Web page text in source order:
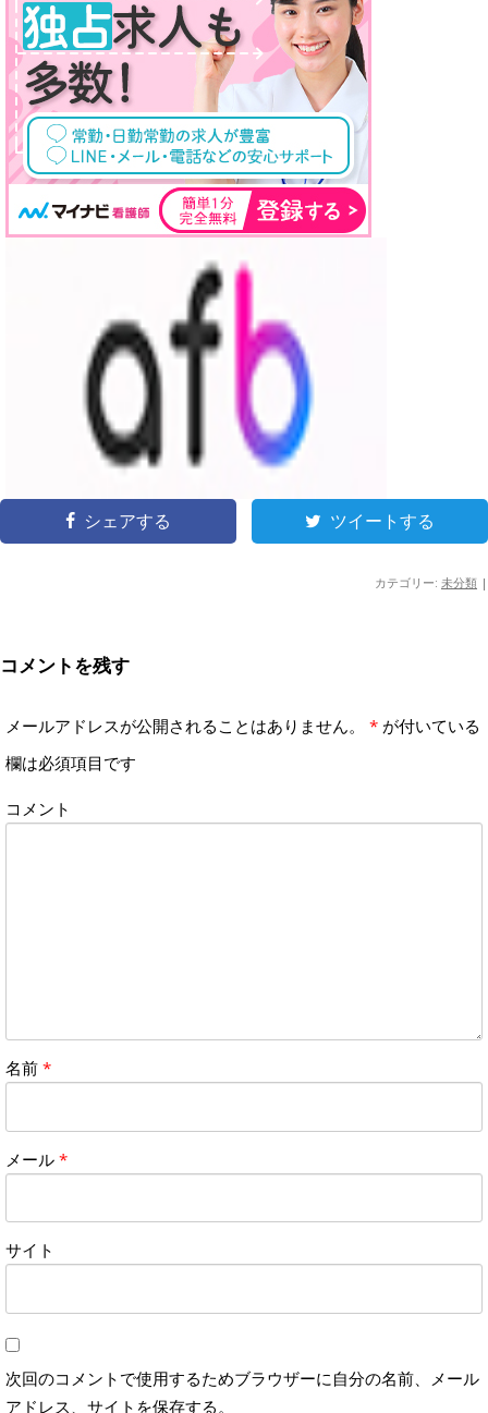
シェアする ツイートする
カテゴリー: 未分類 |
コメントを残す
メールアドレスが公開されることはありません。 * が付いている
欄は必須項目です
コメント
名前 *
メール *
サイト
次回のコメントで使用するためブラウザーに自分の名前、メール
アドレス、サイトを保存する。